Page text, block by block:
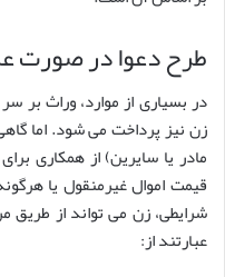
طرح دعوا در صورت
در بسیاری از موارد، وراث
زن نیز پرداخت می شود. اما
مادر یا سایرین) از همکاری
قیمت اموال غیرمنقول یا
شرایطی، زن می تواند از طریق
عبارتند از: